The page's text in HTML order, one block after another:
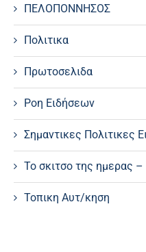
ΠΕΛΟΠΟΝΝΗΣΟΣ
Πολιτικα
Πρωτοσελιδα
Ροη Ειδήσεων
Σημαντικες Πολιτικες
Το σκιτσο της ημερας –
Τοπικη Αυτ/κηση